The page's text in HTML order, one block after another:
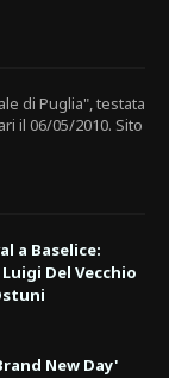
di Puglia", testata
il 06/05/2010. Sito
a Baselice:
Del Vecchio
New Day'